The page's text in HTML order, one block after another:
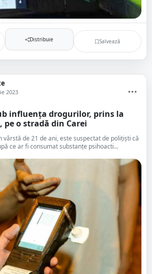
Distribuie Salvează
2023
influența drogurilor, prins la
o stradă din Carei
vârstă de 21 de ani, este suspectat de polițiști că
ce ar fi consumat substanțe psihoacti...